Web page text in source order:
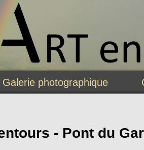
Galerie photographique
- Pont du